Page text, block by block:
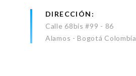
DIRECCIÓN
Calle 68bis #99 - 86
Alamos - Bogotá Colombia